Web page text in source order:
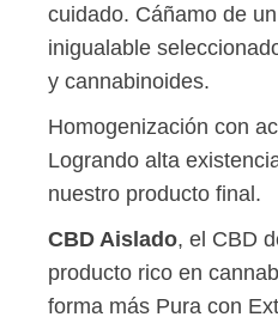
cuidado. Cáñamo de
inigualable
y cannabinoides.
Homogenización con
Logrando alta
nuestro producto final.
CBD Aislado , el CBD
producto rico en
forma más Pura con